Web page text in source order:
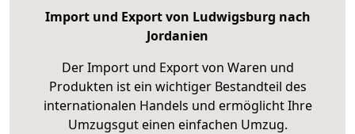
Import und Export von Ludwigsburg nach
Jordanien
Der Import und Export von Waren und
Produkten ist ein wichtiger Bestandteil des
internationalen Handels und ermöglicht Ihre
Umzugsgut einen einfachen Umzug.